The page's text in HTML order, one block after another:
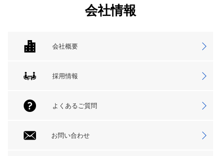
会社情報
会社概要
採用情報
よくあるご質問
お問い合わせ